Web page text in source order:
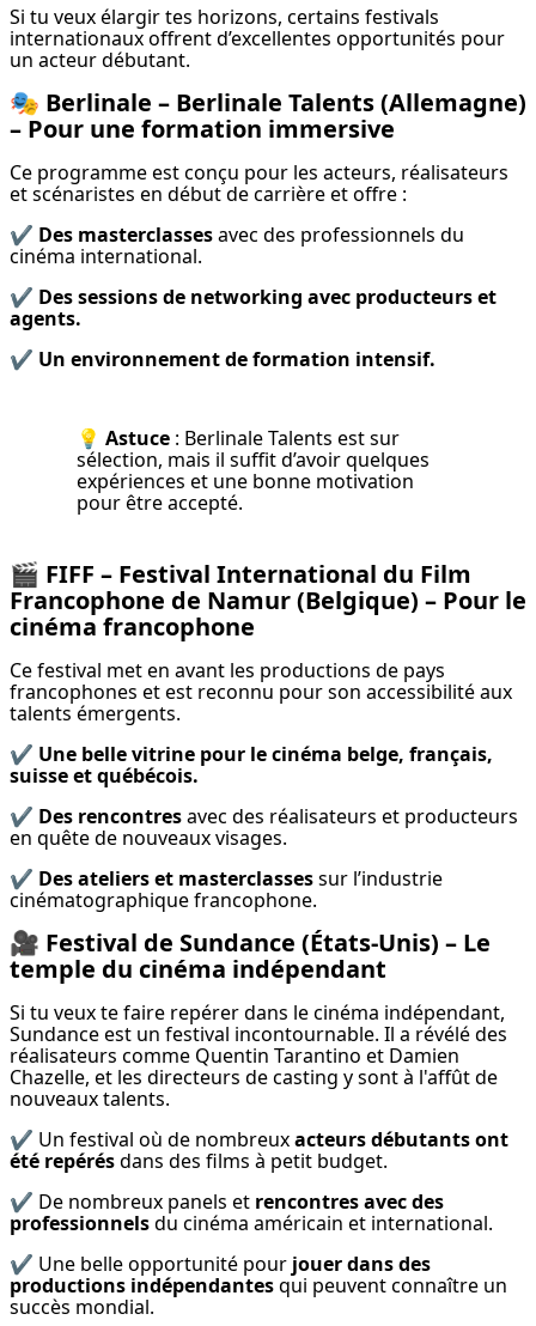
Si tu veux élargir tes horizons, certains festivals
internationaux offrent d’excellentes opportunités pour
un acteur débutant.
🎭 Berlinale – Berlinale Talents (Allemagne)
– Pour une formation immersive
Ce programme est conçu pour les acteurs, réalisateurs
et scénaristes en début de carrière et offre :
✔️ Des masterclasses avec des professionnels du
cinéma international.
✔️ Des sessions de networking avec producteurs et
agents.
✔️ Un environnement de formation intensif.
💡 Astuce : Berlinale Talents est sur
sélection, mais il suffit d’avoir quelques
expériences et une bonne motivation
pour être accepté.
🎬 FIFF – Festival International du Film
Francophone de Namur (Belgique) – Pour le
cinéma francophone
Ce festival met en avant les productions de pays
francophones et est reconnu pour son accessibilité aux
talents émergents.
✔️ Une belle vitrine pour le cinéma belge, français,
suisse et québécois.
✔️ Des rencontres avec des réalisateurs et producteurs
en quête de nouveaux visages.
✔️ Des ateliers et masterclasses sur l’industrie
cinématographique francophone.
🎥 Festival de Sundance (États-Unis) – Le
temple du cinéma indépendant
Si tu veux te faire repérer dans le cinéma indépendant,
Sundance est un festival incontournable. Il a révélé des
réalisateurs comme Quentin Tarantino et Damien
Chazelle, et les directeurs de casting y sont à l'affût de
nouveaux talents.
✔️ Un festival où de nombreux acteurs débutants ont
été repérés dans des films à petit budget.
✔️ De nombreux panels et rencontres avec des
professionnels du cinéma américain et international.
✔️ Une belle opportunité pour jouer dans des
productions indépendantes qui peuvent connaître un
succès mondial.